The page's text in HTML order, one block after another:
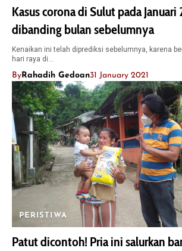
Kasus corona di Sulut pada
dibanding bulan sebelumnya
Kenaikan ini telah diprediksi sebelumnya, karena
hari raya di…
ByRahadih Gedoan31 January 2021
PERISTIWA
Patut dicontoh! Pria ini salurkan